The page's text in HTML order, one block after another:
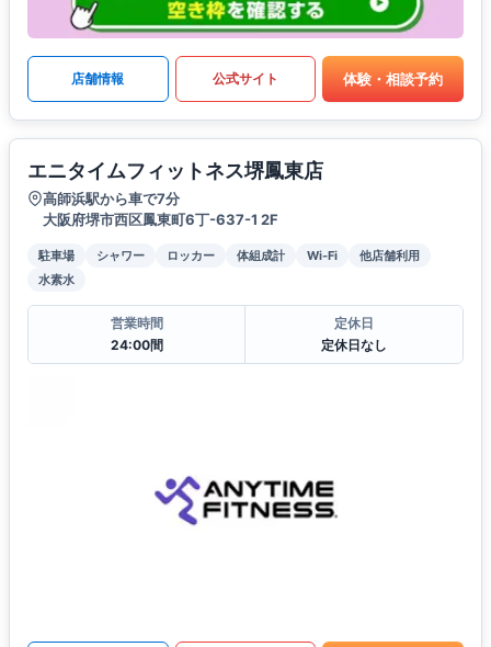
店舗情報 公式サイト 体験・相談予約
エニタイムフィットネス堺鳳東店
高師浜駅から車で7分
大阪府堺市西区鳳東町6丁-637-1 2F
駐車場 シャワー ロッカー 体組成計 Wi-Fi
他店舗利用
水素水
営業時間
24:00間
定休日
定休日なし